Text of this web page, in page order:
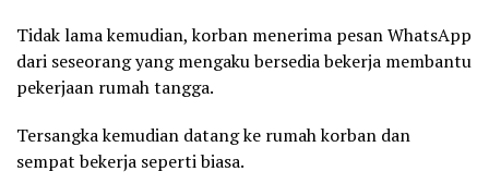
Tidak lama kemudian, korban menerima pesan WhatsApp
dari seseorang yang mengaku bersedia bekerja membantu
pekerjaan rumah tangga.
Tersangka kemudian datang ke rumah korban dan
sempat bekerja seperti biasa.